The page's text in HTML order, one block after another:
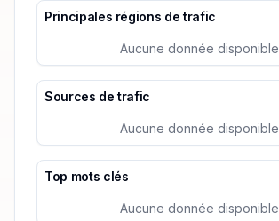
Principales régions de trafic
Aucune donnée disponible
Sources de trafic
Aucune donnée disponible
Top mots clés
Aucune donnée disponible